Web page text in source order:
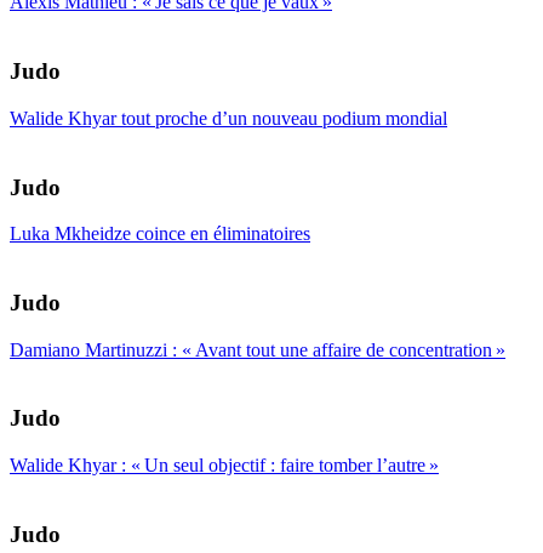
Judo
Walide Khyar tout proche d’un nouveau podium mondial
Judo
Luka Mkheidze coince en éliminatoires
Judo
Damiano Martinuzzi : « Avant tout une affaire de concentration »
Judo
Walide Khyar : « Un seul objectif : faire tomber l’autre »
Judo